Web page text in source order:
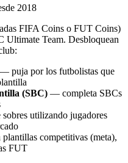
2018
FIFA Coins o FUT Coins)
Ultimate Team. Desbloquean
— puja por los futbolistas que
(SBC) — completa SBCs
utilizando jugadores
competitivas (meta),
FUT